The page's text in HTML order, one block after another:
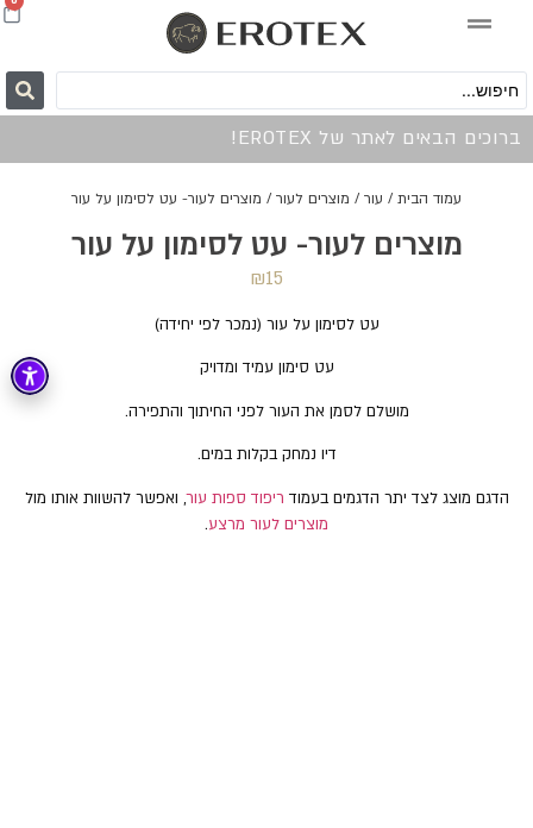
ברוכים הבאים לאתר של EROTEX!
עמוד הבית / עור / מוצרים לעור / מוצרים לעור- עט לסימון על עור
מוצרים לעור- עט לסימון על עור
₪15
עט לסימון על עור (נמכר לפי יחידה)
עט סימון עמיד ומדויק
מושלם לסמן את העור לפני החיתוך והתפירה.
דיו נמחק בקלות במים.
הדגם מוצג לצד יתר הדגמים בעמוד ריפוד ספות עור, ואפשר להשוות אותו מול
מוצרים לעור מרצע.